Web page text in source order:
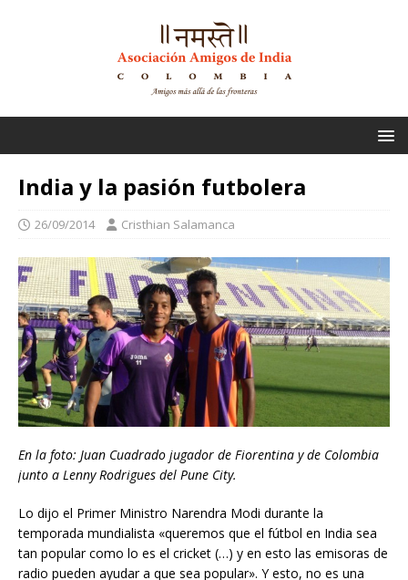
India y la pasión futbolera
26/09/2014 Cristhian Salamanca
En la foto: Juan Cuadrado jugador de Fiorentina y de Colombia
junto a Lenny Rodrigues del Pune City.
Lo dijo el Primer Ministro Narendra Modi durante la
temporada mundialista «queremos que el fútbol en India sea
tan popular como lo es el cricket (…) y en esto las emisoras de
radio pueden ayudar a que sea popular». Y esto, no es una